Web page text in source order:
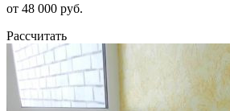
от 48 000 руб.
Рассчитать